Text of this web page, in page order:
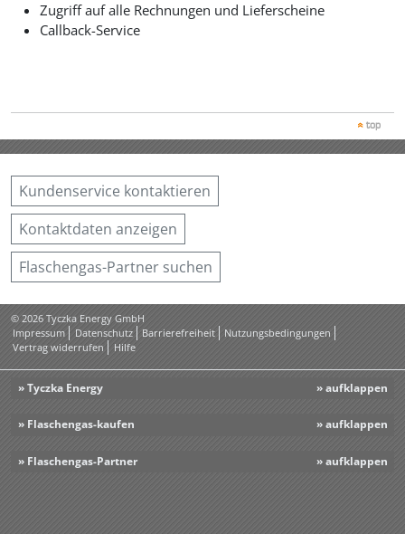
Zugriff auf alle Rechnungen und Lieferscheine
Callback-Service
top
Kundenservice kontaktieren
Kontaktdaten anzeigen
Flaschengas-Partner suchen
© 2026 Tyczka Energy GmbH
Impressum
Datenschutz Barrierefreiheit
Nutzungsbedingungen
Vertrag widerrufen
Hilfe
» Tyczka Energy
» Flaschengas-kaufen
» Flaschengas-Partner